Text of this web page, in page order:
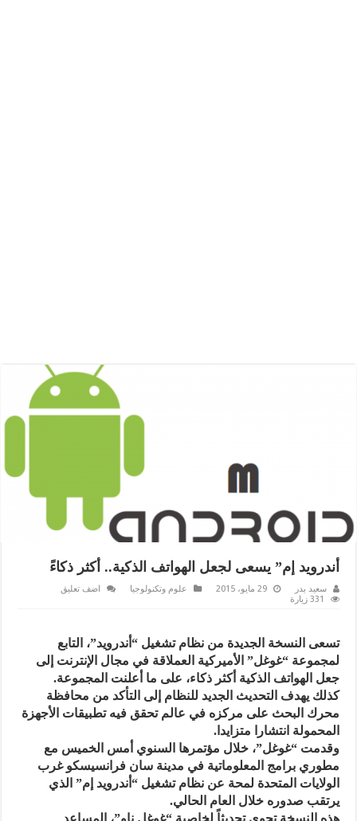
أندرويد إم” يسعى لجعل الهواتف الذكية.. أكثر ذكاءً
سعيد بدر 29 مايو، 2015 علوم وتكنولوجيا
اضف تعليق
331 زيارة
تسعى النسخة الجديدة من نظام تشغيل “أندرويد”، التابع
لمجموعة “غوغل” الأميركية العملاقة في مجال الإنترنت إلى
جعل الهواتف الذكية أكثر ذكاء، على ما أعلنت المجموعة.
كذلك يهدف التحديث الجديد للنظام إلى التأكد من محافظة
محرك البحث على مركزه في عالم تحقق فيه تطبيقات الأجهزة
المحمولة انتشارا متزايدا.
وقدمت “غوغل”، خلال مؤتمرها السنوي أمس الخميس مع
مطوري برامج المعلوماتية في مدينة سان فرانسيسكو غرب
الولايات المتحدة لمحة عن نظام تشغيل “أندرويد إم” الذي
يرتقب صدوره خلال العام الحالي.
هذه النسخة تحوي تحديثاً لخاصية “غوغل ناو”، المساعد